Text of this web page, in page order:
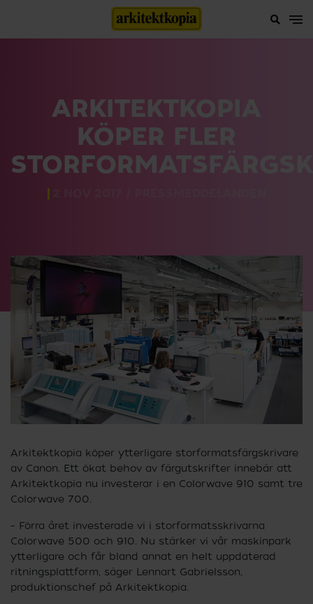
ARKITEKTKOPIA
KÖPER FLER
Arkitektkopia köper ytterligare storformatsfärgskrivare
av Canon. Ett ökat behov av färgutskrifter innebär att
Arkitektkopia nu investerar i en Colorwave 910 samt tre
Colorwave 700.
– Förra året investerade vi i storformatsskrivarna
Colorwave 500 och 910. Nu stärker vi vår maskinpark
ytterligare och får bland annat en helt uppdaterad
ritnings­plattform, säger Lennart Gabrielsson,
produktionschef på Arkitektkopia.